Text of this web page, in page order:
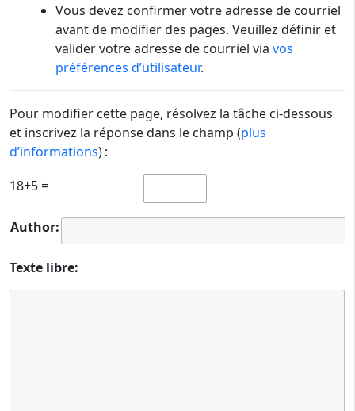
Vous devez confirmer votre adresse de courriel
avant de modifier des pages. Veuillez définir et
valider votre adresse de courriel via vos
préférences d’utilisateur.
Pour modifier cette page, résolvez la tâche ci-dessous
et inscrivez la réponse dans le champ (plus
d’informations) :
18+5 =
Author:
Texte libre: